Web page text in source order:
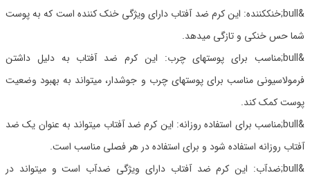
&bull;خنککننده: این کرم ضد آفتاب دارای ویژگی خنک کننده است که به پوست
شما حس خنکی و تازگی میدهد.
&bull;مناسب برای پوستهای چرب: این کرم ضد آفتاب به دلیل داشتن
فرمولاسیونی مناسب برای پوستهای چرب و جوشدار، میتواند به بهبود وضعیت
پوست کمک کند.
&bull;مناسب برای استفاده روزانه: این کرم ضد آفتاب میتواند به عنوان یک ضد
آفتاب روزانه استفاده شود و برای استفاده در هر فصلی مناسب است.
&bull;ضدآب: این کرم ضد آفتاب دارای ویژگی ضدآب است و میتواند در